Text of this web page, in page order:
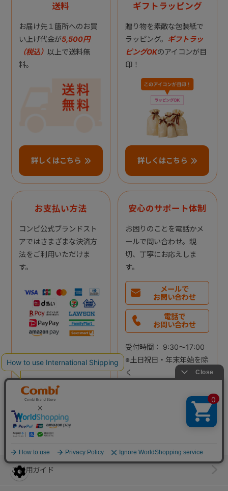
送料
お届け先１箇所へのお買
い上げ代金が5,500円
（税込） 以上で送料無
料。
詳しくはこちら
ギフトラッピング
贈り物を素敵な包装紙で
ラッピング。 ギフトラッ
ピングOKのアイコンが目
印！
詳しくはこちら
お支払い方法
コンビ公式ブランドスト
アではさまざまな決済方
法をご利用いただけま
す。
詳しくはこちら
安心のサポート体制
お困りのことを電話かメ
ールで問い合わせ。親
切、丁寧にお応えしま
す。
メールで
お問い合わせ
電話で
お問い合わせ
受付時間： 9:30～17:00
※土日祝日・年末年始を除
く
詳しくはこちら
ご利用ガイド